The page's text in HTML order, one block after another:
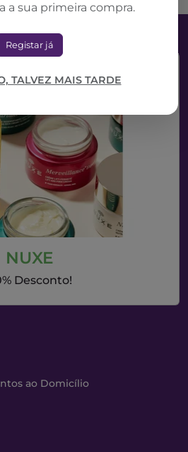
a sua primeira compra.
Registar já
TALVEZ MAIS TARDE
NUXE
Desconto!
ao Domicílio